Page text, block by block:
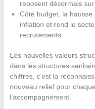
reposent désormais
Côté budget, la hausse
inflation et rend le
recrutements.
Les nouvelles valeurs
dans les structures
chiffres, c’est la
nouveau relief pour
l’accompagnement.